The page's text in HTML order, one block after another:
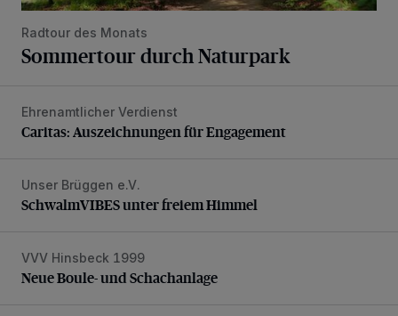
Radtour des Monats
Sommertour durch Naturpark
Caritas: Auszeichnungen für Engagement
Ehrenamtlicher Verdienst
Caritas: Auszeichnungen für Engagement
SchwalmVIBES unter freiem Himmel
Unser Brüggen e.V.
SchwalmVIBES unter freiem Himmel
Neue Boule- und Schachanlage
VVV Hinsbeck 1999
Neue Boule- und Schachanlage